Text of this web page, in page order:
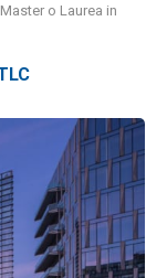
o Laurea in